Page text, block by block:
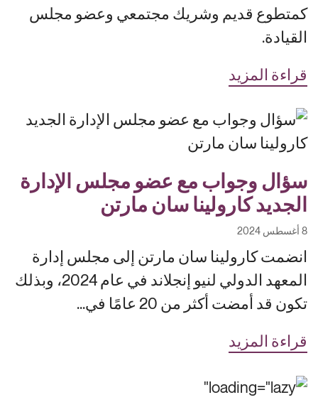
كمتطوع قديم وشريك مجتمعي وعضو مجلس
القيادة.
قراءة المزيد
سؤال وجواب مع عضو مجلس الإدارة
الجديد كارولينا سان مارتن
8 أغسطس 2024
انضمت كارولينا سان مارتن إلى مجلس إدارة
المعهد الدولي لنيو إنجلاند في عام 2024، وبذلك
تكون قد أمضت أكثر من 20 عامًا في...
قراءة المزيد